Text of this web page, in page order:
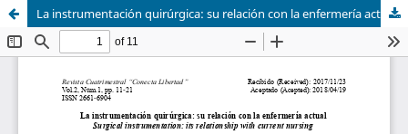
La instrumentación quirúrgica: su relación con la enfermería actual